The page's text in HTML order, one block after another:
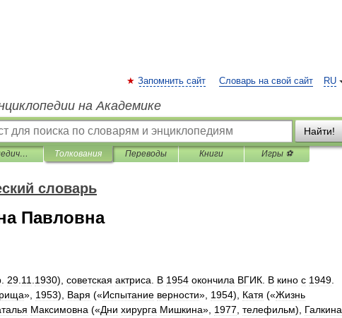
RU
Запомнить сайт Словарь на свой сайт
на Академике
Найти!
Кино: Энциклопедический словарь Толкования Переводы Книги Игры ⚽
словарь
Павловна
29 11 1930), советская актриса В 1954 окончила ВГИК В кино с 1949
», 1953), Варя («Испытание верности», 1954), Катя («Жизнь
Максимовна («Дни хирурга Мишкина», 1977 телефильм), Галкина